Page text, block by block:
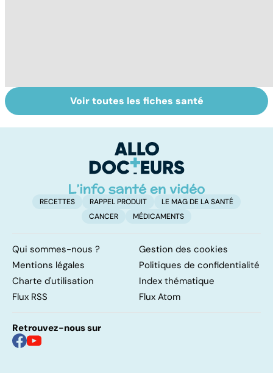
Parkinson :
stupeur et
Pesticides :
retour au bio ?
Voir toutes les fiches santé
RECETTES RAPPEL PRODUIT
LE MAG DE LA SANTÉ
CANCER
MÉDICAMENTS
Qui sommes-nous ?
Gestion des cookies
Mentions légales
Politiques de confidentialité
Charte d'utilisation
Index thématique
Flux RSS
Flux Atom
Retrouvez-nous sur